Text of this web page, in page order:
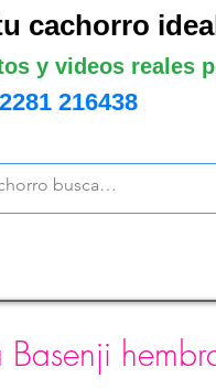
cachorro
y videos reales
216438